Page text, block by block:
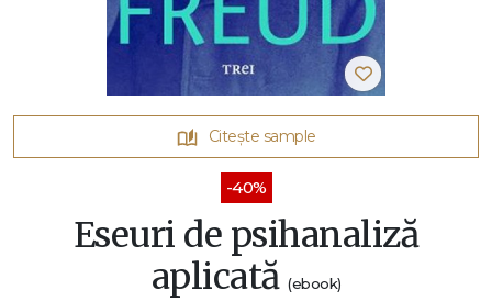
Citește sample
-40%
Eseuri de psihanaliză
aplicată (ebook)